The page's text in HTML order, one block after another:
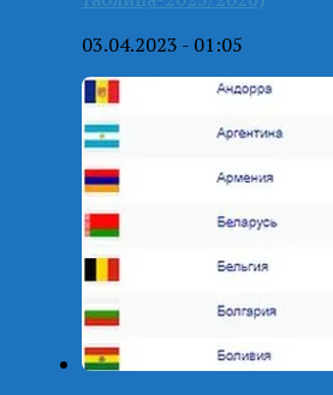
03.04.2023 - 01:05